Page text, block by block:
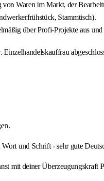
Waren im Markt, der
Stammtisch).
über Profi-Projekte aus
und Schrift - sehr gute
mit deiner Überzeugungskraft